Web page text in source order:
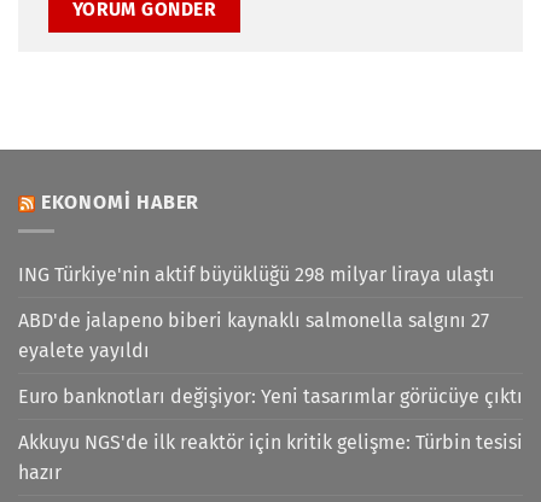
EKONOMI HABER
ING Türkiye'nin aktif büyüklüğü 298 milyar liraya ulaştı
ABD'de jalapeno biberi kaynaklı salmonella salgını 27
eyalete yayıldı
Euro banknotları değişiyor: Yeni tasarımlar görücüye çıktı
Akkuyu NGS'de ilk reaktör için kritik gelişme: Türbin tesisi
hazır